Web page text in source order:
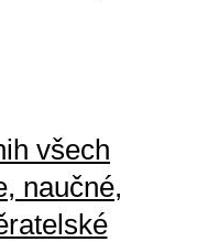
všech
naučné,